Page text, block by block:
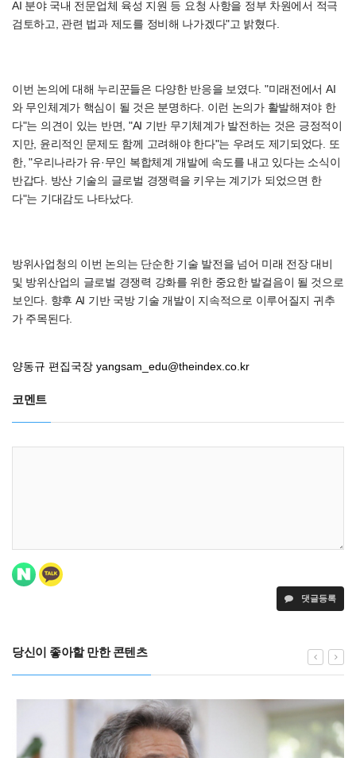
AI 분야 국내 전문업체 육성 지원 등 요청 사항을 정부 차원에서 적극
검토하고, 관련 법과 제도를 정비해 나가겠다"고 밝혔다.
이번 논의에 대해 누리꾼들은 다양한 반응을 보였다. "미래전에서 AI
와 무인체계가 핵심이 될 것은 분명하다. 이런 논의가 활발해져야 한
다"는 의견이 있는 반면, "AI 기반 무기체계가 발전하는 것은 긍정적이
지만, 윤리적인 문제도 함께 고려해야 한다"는 우려도 제기되었다. 또
한, "우리나라가 유·무인 복합체계 개발에 속도를 내고 있다는 소식이
반갑다. 방산 기술의 글로벌 경쟁력을 키우는 계기가 되었으면 한
다"는 기대감도 나타났다.
방위사업청의 이번 논의는 단순한 기술 발전을 넘어 미래 전장 대비
및 방위산업의 글로벌 경쟁력 강화를 위한 중요한 발걸음이 될 것으로
보인다. 향후 AI 기반 국방 기술 개발이 지속적으로 이루어질지 귀추
가 주목된다.
양동규 편집국장 yangsam_edu@theindex.co.kr
코멘트
댓글등록
당신이 좋아할 만한 콘텐츠